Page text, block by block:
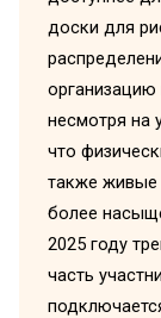
доски для
организацию
несмотря на
что
также живые
более
2025 году
часть